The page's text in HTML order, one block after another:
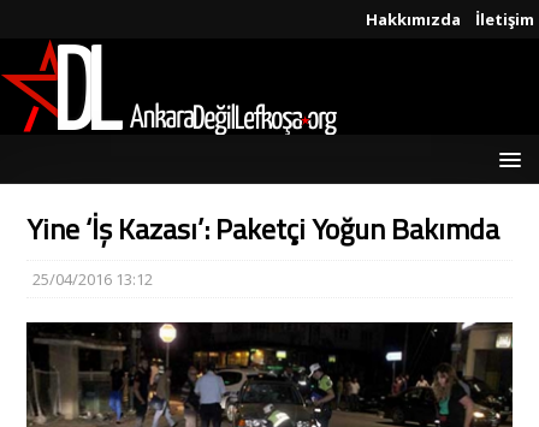
Hakkımızda İletişim
Yine ‘İş Kazası’: Paketçi Yoğun Bakımda
25/04/2016 13:12